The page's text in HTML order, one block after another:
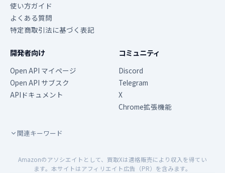
使い方ガイド
よくある質問
特定商取引法に基づく表記
開発者向け
Open API マイページ
Open API サブスク
APIドキュメント
コミュニティ
Discord
Telegram
X
Chrome拡張機能
関連キーワード
Amazonのアソシエイトとして、買取Xは適格販売により収入を得てい
ます。本サイトはアフィリエイト広告（PR）を含みます。